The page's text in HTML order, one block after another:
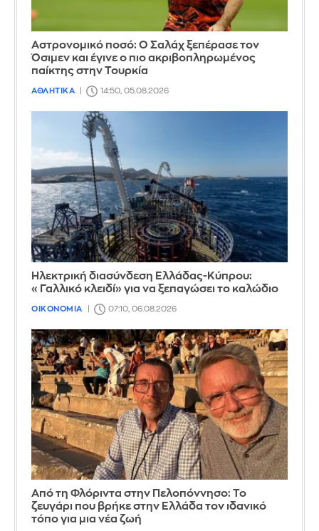
Αστρονομικό ποσό: Ο Σαλάχ ξεπέρασε τον
Όσιμεν και έγινε ο πιο ακριβοπληρωμένος
παίκτης στην Τουρκία
ΑΘΛΗΤΙΚΑ 14:50, 05.08.2026
Ηλεκτρική διασύνδεση Ελλάδας-Κύπρου:
«Γαλλικό κλειδί» για να ξεπαγώσει το καλώδιο
ΟΙΚΟΝΟΜΙΑ 07:10, 06.08.2026
Από τη Φλόριντα στην Πελοπόννησο: Το
ζευγάρι που βρήκε στην Ελλάδα τον ιδανικό
τόπο για μια νέα ζωή